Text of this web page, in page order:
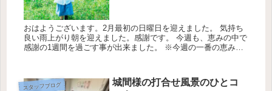
おはようございます。2月最初の日曜日を迎えました。 気持ち
良い雨上がり朝を迎えました。感謝です。 今週も、恵みの中で
感謝の1週間を過ごす事が出来ました。 ※今週の一番の恵み
スタッフブログ
城間様の打合せ風景のひとコ